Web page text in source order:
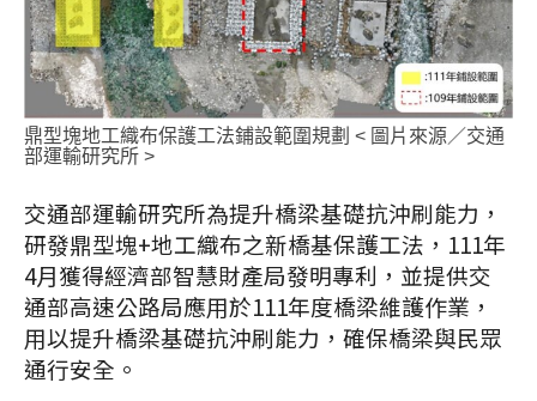
鼎型塊地工織布保護工法鋪設範圍規劃 < 圖片來源／交通
部運輸研究所 >
交通部運輸研究所為提升橋梁基礎抗沖刷能力，
研發鼎型塊+地工織布之新橋基保護工法，111年
4月獲得經濟部智慧財產局發明專利，並提供交
通部高速公路局應用於111年度橋梁維護作業，
用以提升橋梁基礎抗沖刷能力，確保橋梁與民眾
通行安全。